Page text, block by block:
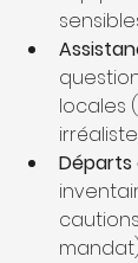
locales
Départs